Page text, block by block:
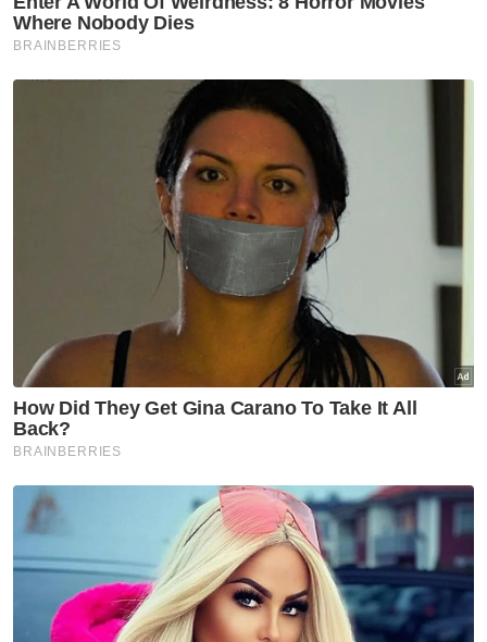
Anwar yakin dapat sokongan menjadi Perdana Menteri. -Foto
Menurutnya, kesilapan lain ialah Anwar
membuat andaian Yang di-Pertuan Agong
akan menerima perancangan beliau.
pembukaan Penggal Ketiga Parlimen Ke-14
lalu, Seri Paduka Baginda mengingatkan
pemimpin politik tidak mengheret negara
sekali lagi ke kancah politik tidak menentu
ketika rakyat berhadapan pelbagai masalah